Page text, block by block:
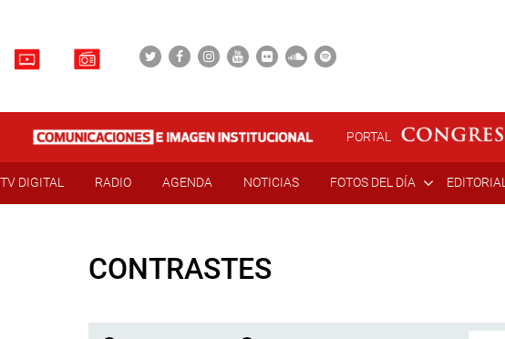
PORTAL
TV DIGITAL RADIO AGENDA NOTICIAS FOTOS DEL DÍA EDITORIAL
CONTRASTES